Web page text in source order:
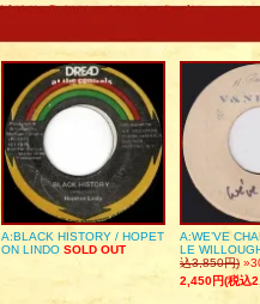
A:BLACK HISTORY / HOPET
ON LINDO SOLD OUT
A:WE’VE
LE
込3,850円)
2,450円(税込